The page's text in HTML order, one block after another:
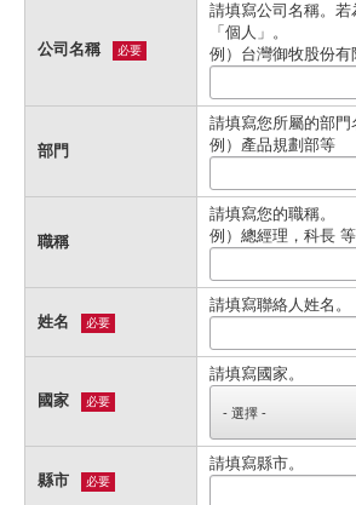
公司名稱 必要
請填寫公司名稱。
「個人」。
例）台灣御牧股份有
部門
請填寫您所屬的部門
例）產品規劃部等
職稱
請填寫您的職稱。
例）總經理，科長 等
姓名 必要
請填寫聯絡人姓名。
國家 必要
請填寫國家。
縣市 必要
請填寫縣市。